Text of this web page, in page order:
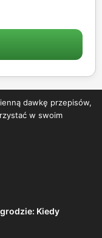
dawkę przepisów,
w swoim
Kiedy